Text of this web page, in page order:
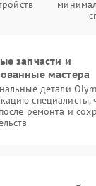
запчасти и
мастера
детали
специалисты,
ремонта и